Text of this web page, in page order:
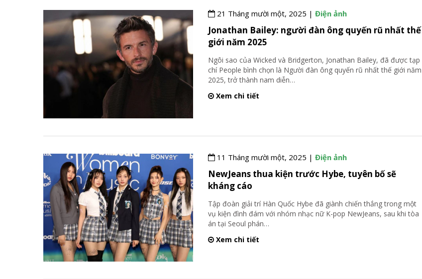
21 Tháng mười một, 2025 |Điện ảnh
Jonathan Bailey: người đàn ông quyến rũ nhất thế
giới năm 2025
Ngôi sao của Wicked và Bridgerton, Jonathan Bailey, đã được tạp
chí People bình chọn là Người đàn ông quyến rũ nhất thế giới năm
2025, trở thành nam diễn…
Xem chi tiết
11 Tháng mười một, 2025 |Điện ảnh
NewJeans thua kiện trước Hybe, tuyên bố sẽ
kháng cáo
Tập đoàn giải trí Hàn Quốc Hybe đã giành chiến thắng trong một
vụ kiện đình đám với nhóm nhạc nữ K-pop NewJeans, sau khi tòa
án tại Seoul phán…
Xem chi tiết